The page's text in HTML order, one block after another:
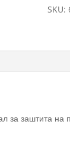
SKU:
заштита на